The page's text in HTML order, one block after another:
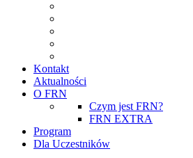
Kontakt
Aktualności
O FRN
Czym jest FRN?
FRN EXTRA
Program
Dla Uczestników